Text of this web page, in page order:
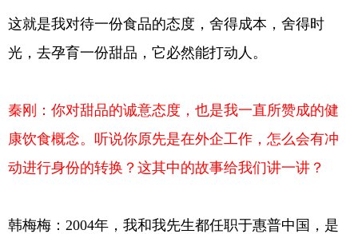
这就是我对待一份食品的态度，舍得成本，舍得时
光，去孕育一份甜品，它必然能打动人。
秦刚：你对甜品的诚意态度，也是我一直所赞成的健
康饮食概念。听说你原先是在外企工作，怎么会有冲
动进行身份的转换？这其中的故事给我们讲一讲？
韩梅梅：2004年，我和我先生都任职于惠普中国，是